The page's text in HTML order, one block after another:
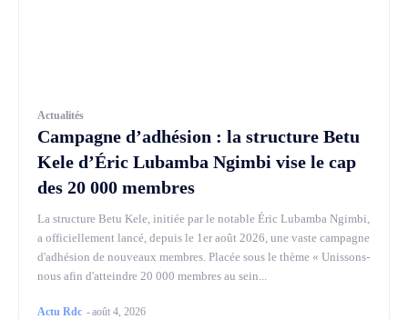
Actualités
Campagne d’adhésion : la structure Betu
Kele d’Éric Lubamba Ngimbi vise le cap
des 20 000 membres
La structure Betu Kele, initiée par le notable Éric Lubamba Ngimbi,
a officiellement lancé, depuis le 1er août 2026, une vaste campagne
d'adhésion de nouveaux membres. Placée sous le thème « Unissons-
nous afin d'atteindre 20 000 membres au sein...
Actu Rdc -août 4, 2026